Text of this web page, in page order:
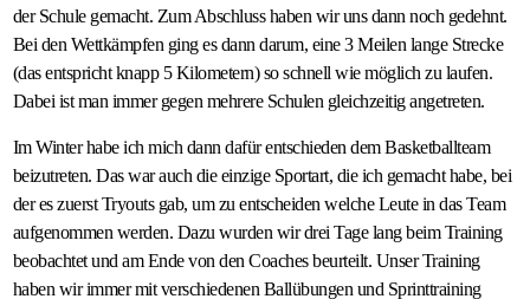
der Schule gemacht. Zum Abschluss haben wir uns dann noch gedehnt.
Bei den Wettkämpfen ging es dann darum, eine 3 Meilen lange Strecke
(das entspricht knapp 5 Kilometern) so schnell wie möglich zu laufen.
Dabei ist man immer gegen mehrere Schulen gleichzeitig angetreten.
Im Winter habe ich mich dann dafür entschieden dem Basketballteam
beizutreten. Das war auch die einzige Sportart, die ich gemacht habe, bei
der es zuerst Tryouts gab, um zu entscheiden welche Leute in das Team
aufgenommen werden. Dazu wurden wir drei Tage lang beim Training
beobachtet und am Ende von den Coaches beurteilt. Unser Training
haben wir immer mit verschiedenen Ballübungen und Sprinttraining